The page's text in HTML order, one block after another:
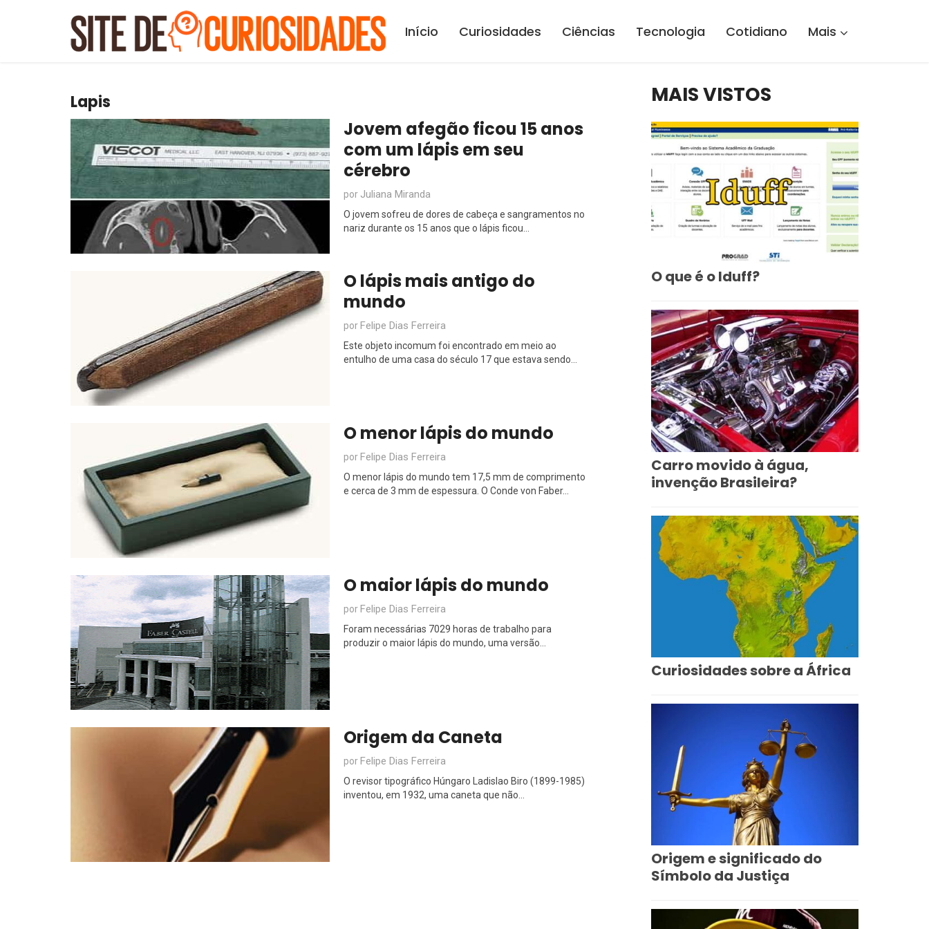
Início Curiosidades Ciências Tecnologia Cotidiano Mais
Lapis
Jovem afegão ficou 15 anos
com um lápis em seu
cérebro
por Juliana Miranda
O jovem sofreu de dores de cabeça e sangramentos no
nariz durante os 15 anos que o lápis ficou...
O lápis mais antigo do
mundo
porFelipe Dias Ferreira
Este objeto incomum foi encontrado em meio ao
entulho de uma casa do século 17 que estava sendo...
O menor lápis do mundo
porFelipe Dias Ferreira
O menor lápis do mundo tem 17,5 mm de comprimento
e cerca de 3 mm de espessura. O Conde von Faber...
O maior lápis do mundo
porFelipe Dias Ferreira
Foram necessárias 7029 horas de trabalho para
produzir o maior lápis do mundo, uma versão...
Origem da Caneta
porFelipe Dias Ferreira
O revisor tipográfico Húngaro Ladislao Biro (1899-1985)
inventou, em 1932, uma caneta que não...
MAIS VISTOS
O que é o Iduff?
Carro movido à água,
invenção Brasileira?
Curiosidades sobre a África
Origem e significado do
Símbolo da Justiça